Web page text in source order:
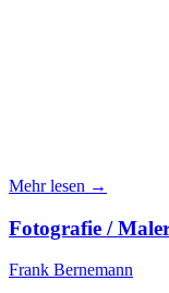
Mehr lesen →
Fotografie /
Frank Bernemann